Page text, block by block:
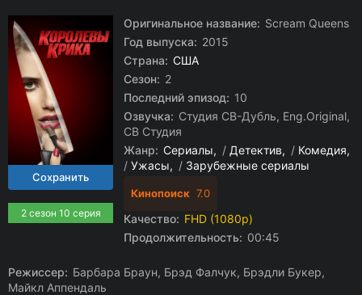
2 сезон 10 серия
Оригинальное название: Scream Queens
Год выпуска: 2015
Страна: США
Сезон: 2
Последний эпизод: 10
Озвучка: Студия СВ-Дубль, Eng.Original,
СВ Студия
Жанр: Сериалы / Детектив / Комедия
/ Ужасы / Зарубежные сериалы
Кинопоиск 7.0
Качество: FHD (1080p)
Продолжительность: 00:45
Режиссер: Барбара Браун, Брэд Фалчук, Брэдли Букер,
Майкл Аппендаль